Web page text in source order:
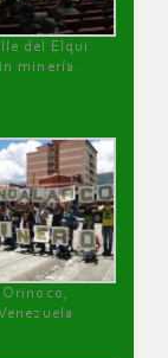
del Elqui
minería.
Orinoco,